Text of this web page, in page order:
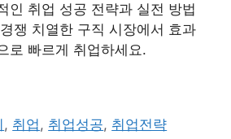
인 취업 성공 전략과 실전 방법
쟁 치열한 구직 시장에서 효과
로 빠르게 취업하세요.
, 취업, 취업성공, 취업전략